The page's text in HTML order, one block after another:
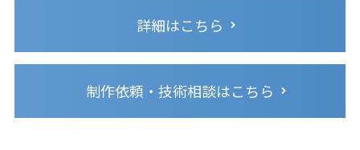
詳細はこちら
制作依頼・技術相談はこちら